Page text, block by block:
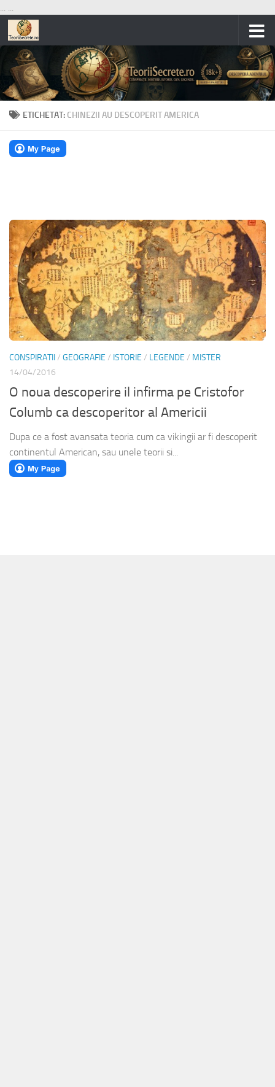
... ...
Skip to content
ETICHETAT: CHINEZII AU DESCOPERIT AMERICA
CONSPIRATII/ GEOGRAFIE / ISTORIE / LEGENDE / MISTER
14/04/2016
O noua descoperire il infirma pe Cristofor
Columb ca descoperitor al Americii
Dupa ce a fost avansata teoria cum ca vikingii ar fi descoperit
continentul American, sau unele teorii si...